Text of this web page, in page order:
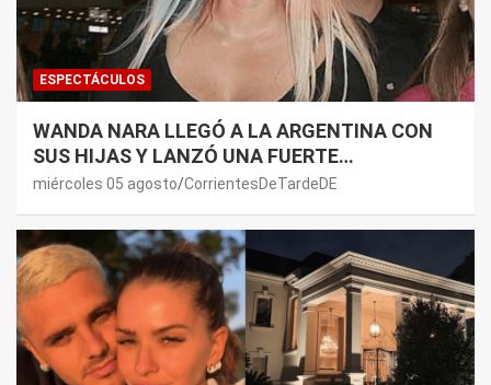
ESPECTÁCULOS
WANDA NARA LLEGÓ A LA ARGENTINA CON
SUS HIJAS Y LANZÓ UNA FUERTE
PREMONICIÓN SOBRE MAURO ICARDI
miércoles 05 agosto CorrientesDeTardeDE